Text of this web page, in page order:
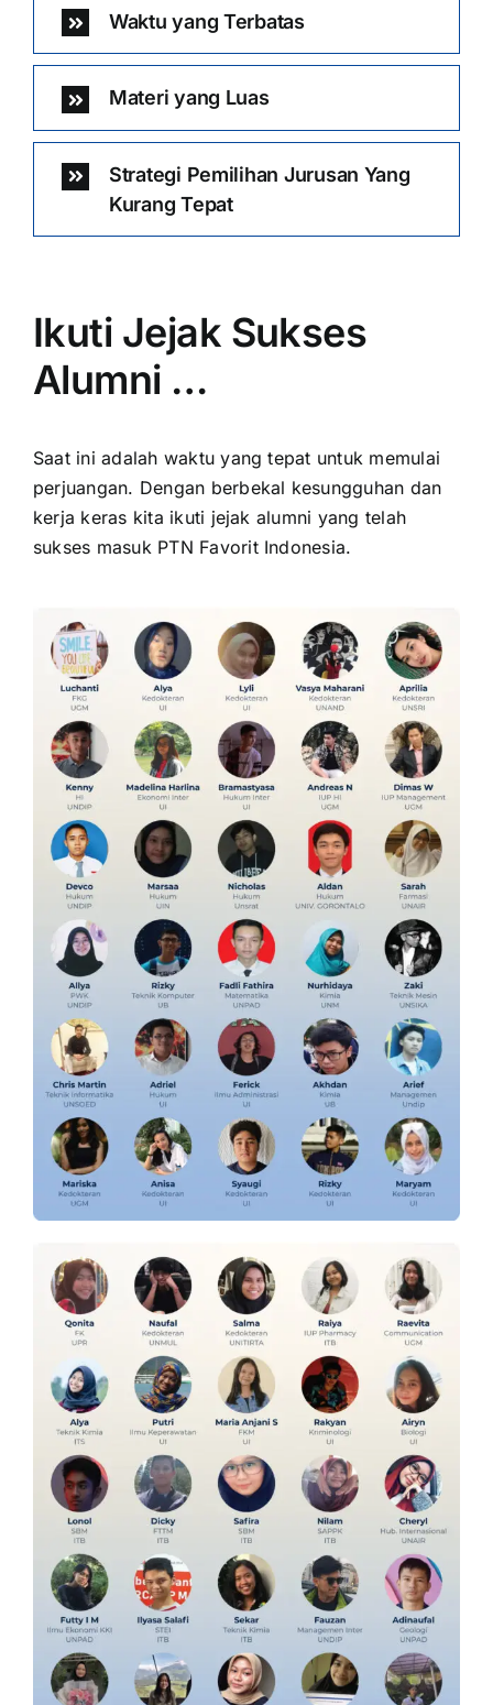
Waktu yang Terbatas
Materi yang Luas
Strategi Pemilihan Jurusan Yang
Kurang Tepat
Ikuti Jejak Sukses
Alumni …
Saat ini adalah waktu yang tepat untuk memulai
perjuangan. Dengan berbekal kesungguhan dan
kerja keras kita ikuti jejak alumni yang telah
sukses masuk PTN Favorit Indonesia.